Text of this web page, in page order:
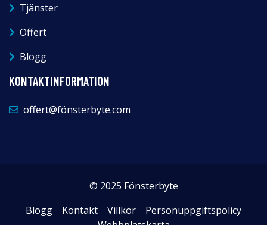
Tjänster
Offert
Blogg
KONTAKTINFORMATION
offert@fönsterbyte.com
© 2025 Fönsterbyte
Blogg
Kontakt Villkor
Personuppgiftspolicy